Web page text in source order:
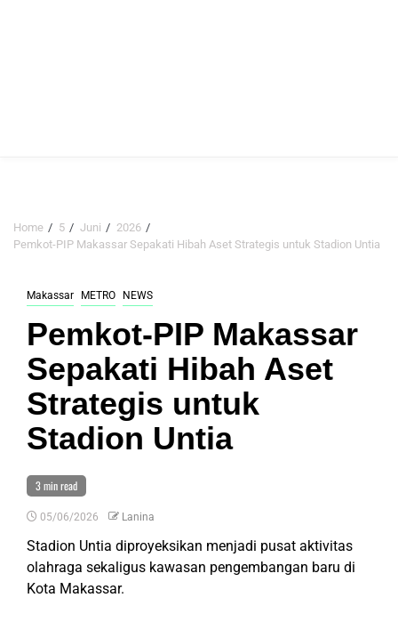
Home 5 Juni
2026
Pemkot-PIP Makassar Sepakati Hibah Aset Strategis untuk Stadion Untia
Makassar METRO NEWS
Pemkot-PIP Makassar
Sepakati Hibah Aset
Strategis untuk
Stadion Untia
3 min read
05/06/2026 Lanina
Stadion Untia diproyeksikan menjadi pusat aktivitas
olahraga sekaligus kawasan pengembangan baru di
Kota Makassar.